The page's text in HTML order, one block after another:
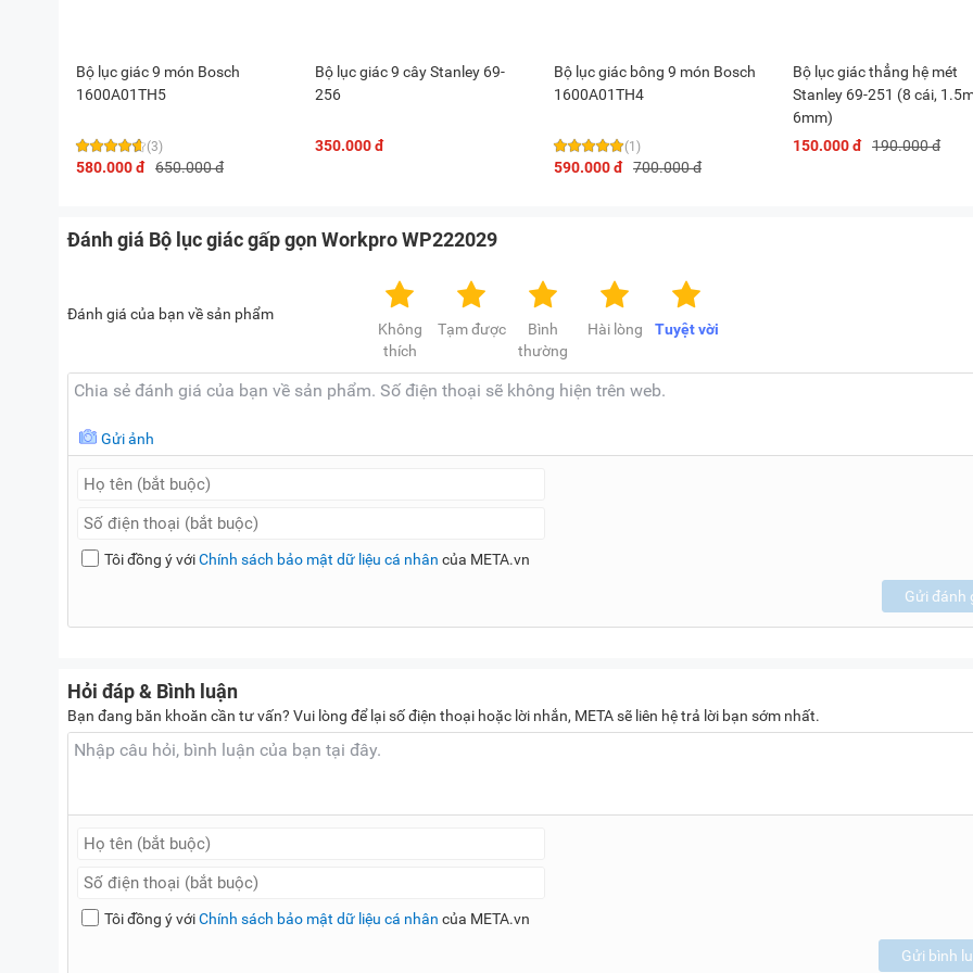
Bộ lục giác 9 món Bosch
1600A01TH5
(3)
580.000 đ 650.000 đ
Bộ lục giác 9 cây Stanley 69-
256
350.000 đ
Bộ lục giác bông 9 món Bosch
1600A01TH4
(1)
590.000 đ 700.000 đ
Bộ lục giác thẳng hệ mét
Stanley 69-251 (8 cái,
6mm)
150.000 đ
190.000 đ
Đánh giá Bộ lục giác gấp gọn Workpro WP222029
Đánh giá của bạn về sản phẩm
Tuyệt vời
Hài lòng
Bình
thường
Tạm được
Không
thích
Gửi ảnh
Tôi đồng ý vớiChính sách bảo mật dữ liệu cá nhân của META.vn
Gửi đánh
Hỏi đáp & Bình luận
Bạn đang băn khoăn cần tư vấn? Vui lòng để lại số điện thoại hoặc lời nhắn, META sẽ liên hệ trả lời bạn sớm nhất.
Tôi đồng ý vớiChính sách bảo mật dữ liệu cá nhân của META.vn
Gửi bình